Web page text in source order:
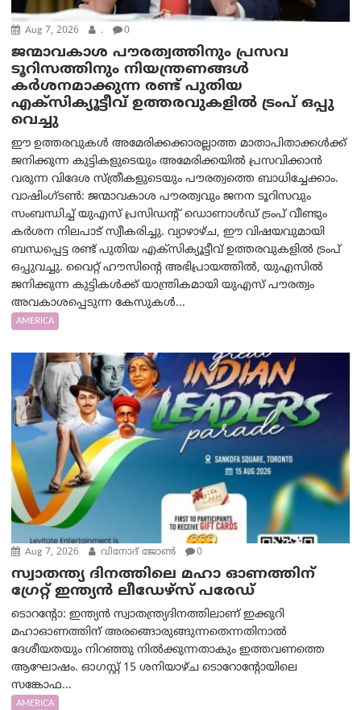
Aug 7, 2026 . 0
ജന്മാവകാശ പൗരത്വത്തിനും പ്രസവ
ടൂറിസത്തിനും നിയന്ത്രണങ്ങൾ
കർശനമാക്കുന്ന രണ്ട് പുതിയ
എക്സിക്യൂട്ടീവ് ഉത്തരവുകളിൽ ട്രംപ് ഒപ്പു
വെച്ചു
ഈ ഉത്തരവുകൾ അമേരിക്കക്കാരല്ലാത്ത മാതാപിതാക്കൾക്ക്
ജനിക്കുന്ന കുട്ടികളുടെയും അമേരിക്കയിൽ പ്രസവിക്കാൻ
വരുന്ന വിദേശ സ്ത്രീകളുടെയും പൗരത്വത്തെ ബാധിച്ചേക്കാം.
വാഷിംഗ്ടണ്‍: ജന്മാവകാശ പൗരത്വവും ജനന ടൂറിസവും
സംബന്ധിച്ച് യുഎസ് പ്രസിഡന്റ് ഡൊണാൾഡ് ട്രംപ് വീണ്ടും
കർശന നിലപാട് സ്വീകരിച്ചു. വ്യാഴാഴ്ച, ഈ വിഷയവുമായി
ബന്ധപ്പെട്ട രണ്ട് പുതിയ എക്സിക്യൂട്ടീവ് ഉത്തരവുകളിൽ ട്രംപ്
ഒപ്പുവച്ചു. വൈറ്റ് ഹൗസിന്റെ അഭിപ്രായത്തിൽ, യുഎസിൽ
ജനിക്കുന്ന കുട്ടികൾക്ക് യാന്ത്രികമായി യുഎസ് പൗരത്വം
അവകാശപ്പെടുന്ന കേസുകൾ...
AMERICA
Aug 7, 2026 വിനോദ് ജോൺ 0
സ്വാതന്ത്യ ദിനത്തിലെ മഹാ ഓണത്തിന്
ഗ്രേറ്റ് ഇന്ത്യൻ ലീഡേഴ്സ് പരേഡ്
ടൊറന്റോ: ഇന്ത്യൻ സ്വാതന്ത്ര്യദിനത്തിലാണ് ഇക്കുറി
മഹാഓണത്തിന് അരങ്ങൊരുങ്ങുന്നതെന്നതിനാൽ
ദേശീയതയും നിറഞ്ഞു നിൽക്കുന്നതാകും ഇത്തവണത്തെ
ആഘോഷം. ഓഗസ്റ്റ് 15 ശനിയാഴ്ച ടൊറോന്റോയിലെ
സങ്കോഫ...
AMERICA